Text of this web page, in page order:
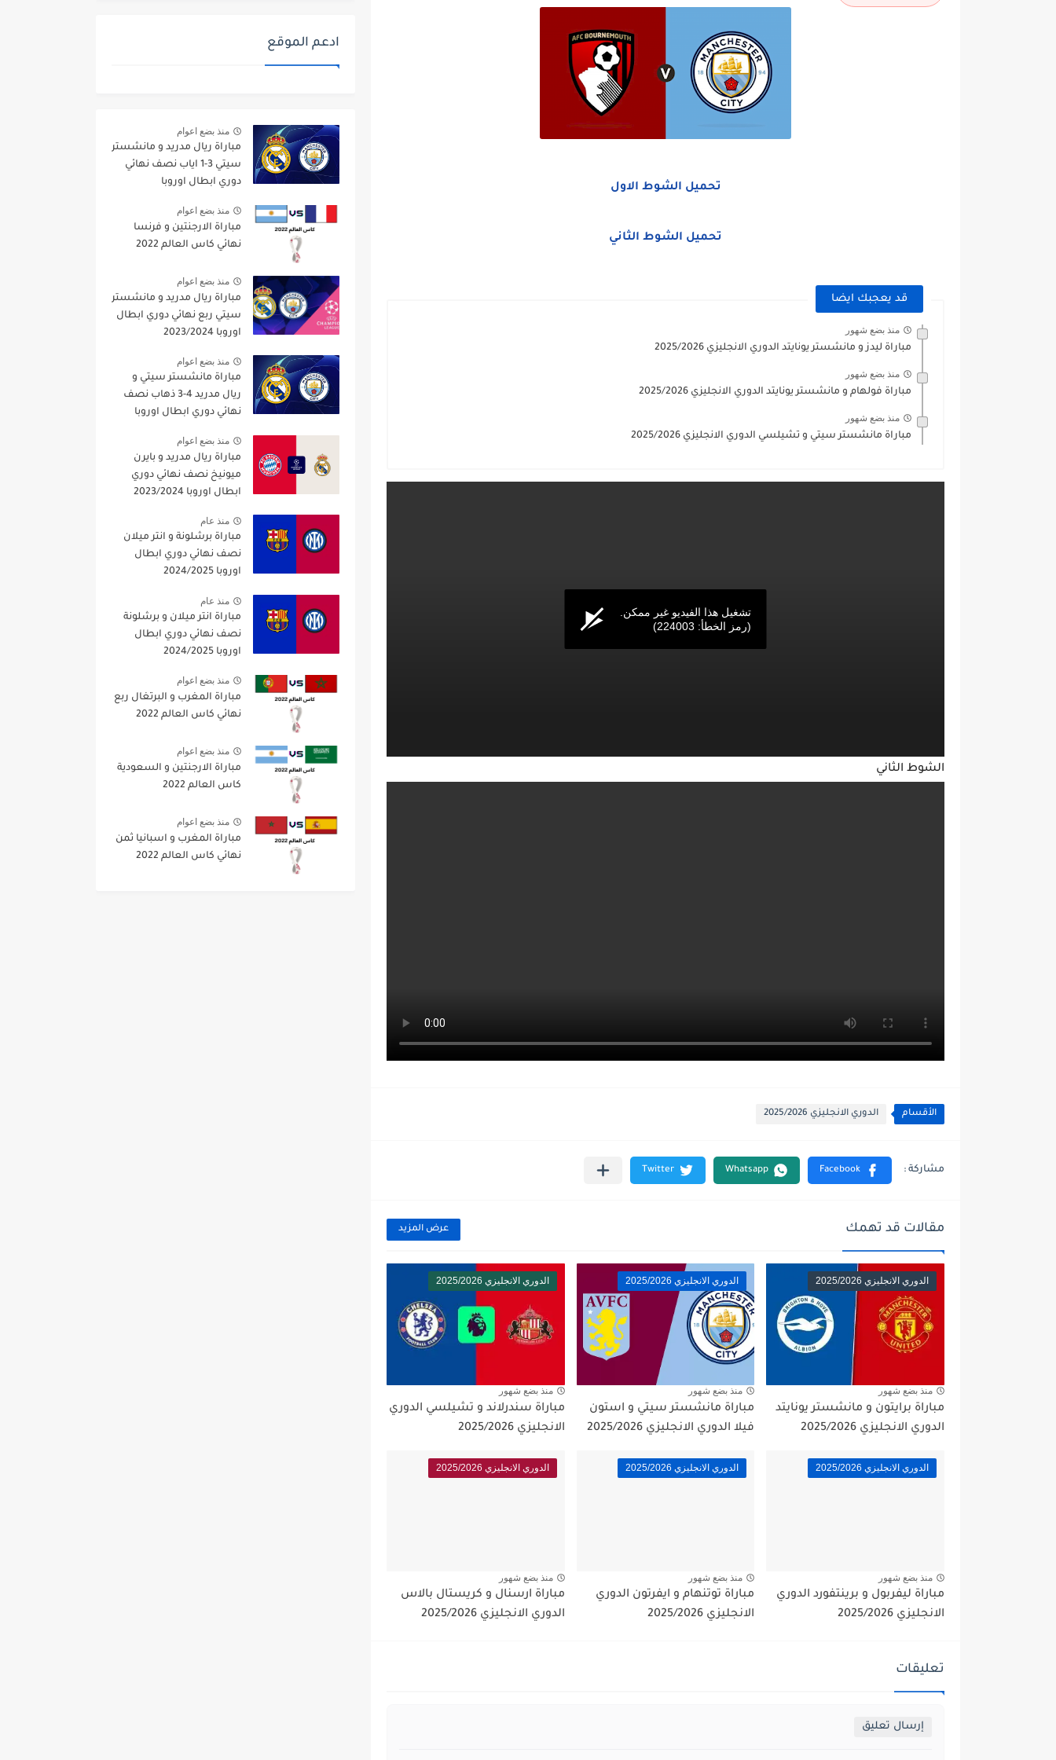
تحميل الشوط الاول
تحميل الشوط الثاني
قد يعجبك ايضا
منذ بضع شهور
مباراة ليدز و مانشستر يونايتد الدوري الانجليزي 2025/2026
منذ بضع شهور
مباراة فولهام و مانشستر يونايتد الدوري الانجليزي 2025/2026
منذ بضع شهور
مباراة مانشستر سيتي و تشيلسي الدوري الانجليزي 2025/2026
‏تشغيل هذا الفيديو غير ممكن.
(‏رمز الخطأ: 224003)
الشوط الثاني
الأقسام الدوري الانجليزي 2025/2026
مقالات قد تهمك عرض المزيد
الدوري الانجليزي 2025/2026
منذ بضع شهور
مباراة برايتون و مانشستر يونايتد
الدوري الانجليزي 2025/2026
الدوري الانجليزي 2025/2026
منذ بضع شهور
مباراة مانشستر سيتي و استون
فيلا الدوري الانجليزي 2025/2026
الدوري الانجليزي 2025/2026
منذ بضع شهور
مباراة سندرلاند و تشيلسي الدوري
الانجليزي 2025/2026
الدوري الانجليزي 2025/2026
منذ بضع شهور
مباراة ليفربول و برينتفورد الدوري
الانجليزي 2025/2026
الدوري الانجليزي 2025/2026
منذ بضع شهور
مباراة توتنهام و ايفرتون الدوري
الانجليزي 2025/2026
الدوري الانجليزي 2025/2026
منذ بضع شهور
مباراة ارسنال و كريستال بالاس
الدوري الانجليزي 2025/2026
تعليقات
إرسال تعليق
ادعم الموقع
منذ بضع اعوام
مباراة ريال مدريد و مانشستر
سيتي 3-1 اياب نصف نهائي
دوري ابطال اوروبا
منذ بضع اعوام
مباراة الارجنتين و فرنسا
نهائي كاس العالم 2022
منذ بضع اعوام
مباراة ريال مدريد و مانشستر
سيتي ربع نهائي دوري ابطال
اوروبا 2023/2024
منذ بضع اعوام
مباراة مانشستر سيتي و
ريال مدريد 4-3 ذهاب نصف
نهائي دوري ابطال اوروبا
منذ بضع اعوام
مباراة ريال مدريد و بايرن
ميونيخ نصف نهائي دوري
ابطال اوروبا 2023/2024
منذ عام
مباراة برشلونة و انتر ميلان
نصف نهائي دوري ابطال
اوروبا 2024/2025
منذ عام
مباراة انتر ميلان و برشلونة
نصف نهائي دوري ابطال
اوروبا 2024/2025
منذ بضع اعوام
مباراة المغرب و البرتغال ربع
نهائي كاس العالم 2022
منذ بضع اعوام
مباراة الارجنتين و السعودية
كاس العالم 2022
منذ بضع اعوام
مباراة المغرب و اسبانيا ثمن
نهائي كاس العالم 2022